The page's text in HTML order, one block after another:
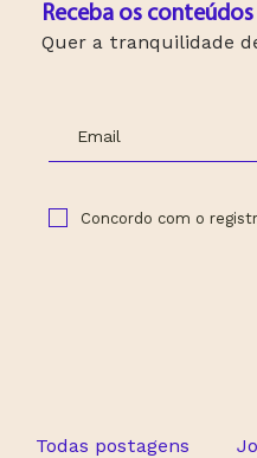
Receba os
Quer a tranquilidade
Concordo com o
Todas postagens